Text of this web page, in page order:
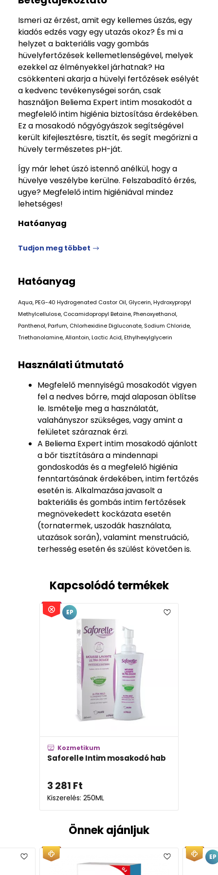
Ismeri az érzést, amit egy kellemes úszás, egy
kiadós edzés vagy egy utazás okoz? És mi a
helyzet a bakteriális vagy gombás
hüvelyfertőzések kellemetlenségével, melyek
ezekkel az élményekkel járhatnak? Ha
csökkenteni akarja a hüvelyi fertőzések esélyét
a kedvenc tevékenységei során, csak
használjon Beliema Expert intim mosakodót a
megfelelő intim higiénia biztosítása érdekében.
Ez a mosakodó nőgyógyászok segítségével
került kifejlesztésre, tisztít, és segít megőrizni a
hüvely természetes pH-ját.
Így már lehet úszó istennő anélkül, hogy a
hüvelye veszélybe kerülne. Felszabadító érzés,
ugye? Megfelelő intim higiéniával mindez
lehetséges!
Hatóanyag
Tudjon meg többet
Hatóanyag
Aqua, PEG-40 Hydrogenated Castor Oil, Glycerin, Hydroxypropyl
Methylcellulose, Cocamidopropyl Betaine, Phenoxyethanol,
Panthenol, Parfum, Chlorhexidine Digluconate, Sodium Chloride,
Triethanolamine, Allantoin, Lactic Acid, Ethylhexylglycerin
Használati útmutató
Megfelelő mennyiségű mosakodót vigyen
fel a nedves bőrre, majd alaposan öblítse
le. Ismételje meg a használatát,
valahányszor szükséges, vagy amint a
felületet száraznak érzi.
A Beliema Expert intim mosakodó ajánlott
a bőr tisztítására a mindennapi
gondoskodás és a megfelelő higiénia
fenntartásának érdekében, intim fertőzés
esetén is. Alkalmazása javasolt a
bakteriális és gombás intim fertőzések
megnövekedett kockázata esetén
(tornatermek, uszodák használata,
utazások során), valamint menstruáció,
terhesség esetén és szülést követően is.
Kapcsolódó termékek
Kozmetikum
Saforelle Intim mosakodó hab
3 281 Ft
Kiszerelés: 250ML
EP
Önnek ajánljuk